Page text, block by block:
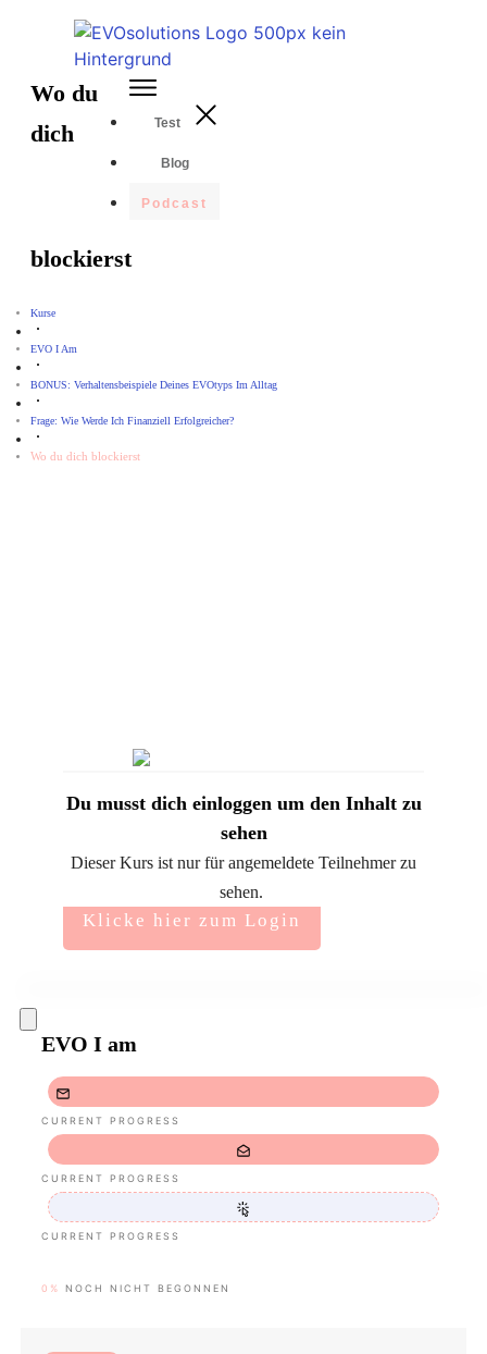
Test
Blog
Podcast
Wo du
dich
blockierst
Kurse
EVO I Am
BONUS: Verhaltensbeispiele Deines EVOtyps Im Alltag
Frage: Wie Werde Ich Finanziell Erfolgreicher?
Wo du dich blockierst
Du musst dich einloggen um den Inhalt zu
sehen
Dieser Kurs ist nur für angemeldete Teilnehmer zu
sehen.
Klicke hier zum Login
EVO I am
CURRENT PROGRESS
CURRENT PROGRESS
CURRENT PROGRESS
0% NOCH NICHT BEGONNEN